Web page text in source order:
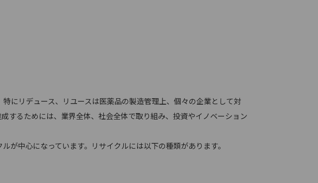
にリデュース、リユースは医薬品の製造管理上、個々の企業として対
するためには、業界全体、社会全体で取り組み、投資やイノベーション
中心になっています。リサイクルには以下の種類があります。